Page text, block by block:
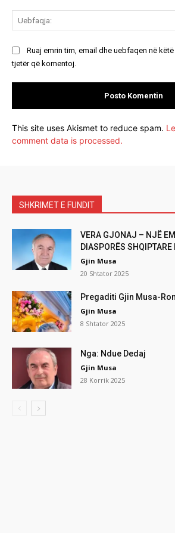
Ruaj emrin tim, email dhe uebfaqen në
tjetër që komentoj.
This site uses Akismet to reduce spam.
comment data is processed.
SHKRIMET E FUNDIT
VERA GJONAJ – NJË
DIASPORËS SHQIPTARE
Gjin Musa
20 Shtator 2025
Pregaditi Gjin Musa-
Gjin Musa
8 Shtator 2025
Nga: Ndue Dedaj
Gjin Musa
28 Korrik 2025